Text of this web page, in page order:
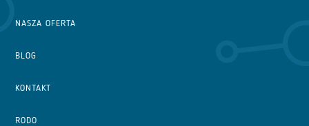
NASZA OFERTA
BLOG
KONTAKT
RODO